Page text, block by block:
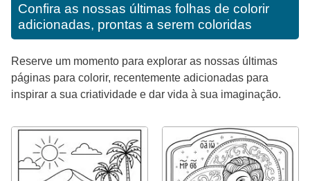
Confira as nossas últimas folhas de colorir
adicionadas, prontas a serem coloridas
Reserve um momento para explorar as nossas últimas
páginas para colorir, recentemente adicionadas para
inspirar a sua criatividade e dar vida à sua imaginação.